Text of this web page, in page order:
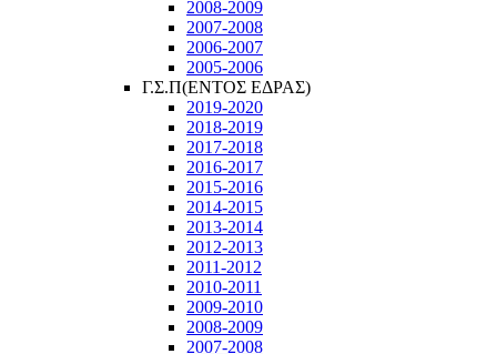
2008-2009
2007-2008
2006-2007
2005-2006
Γ.Σ.Π(ΕΝΤΟΣ ΕΔΡΑΣ)
2019-2020
2018-2019
2017-2018
2016-2017
2015-2016
2014-2015
2013-2014
2012-2013
2011-2012
2010-2011
2009-2010
2008-2009
2007-2008